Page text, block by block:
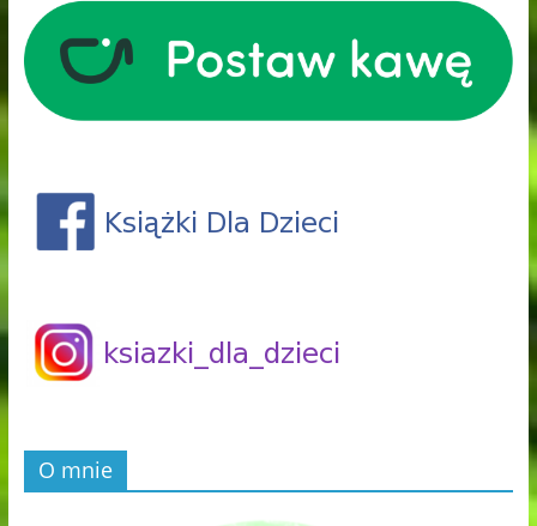
O mnie